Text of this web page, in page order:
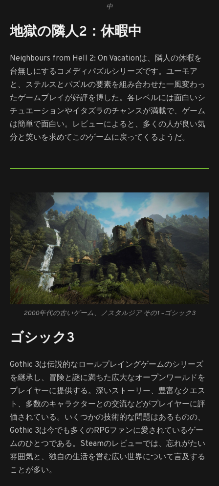
中
地獄の隣人2：休暇中
Neighbours from Hell 2: On Vacationは、隣人の休暇を
台無しにするコメディパズルシリーズです。ユーモア
と、ステルスとパズルの要素を組み合わせた一風変わっ
たゲームプレイが好評を博した。各レベルには面白いシ
チュエーションやイタズラのチャンスが満載で、ゲーム
は簡単で面白い。レビューによると、多くの人が良い気
分と笑いを求めてこのゲームに戻ってくるようだ。
2000年代の古いゲーム、ノスタルジア その1 –ゴシック3
ゴシック3
Gothic 3は伝説的なロールプレイングゲームのシリーズ
を継承し、冒険と謎に満ちた広大なオープンワールドを
プレイヤーに提供する。深いストーリー、豊富なクエス
ト、多数のキャラクターとの交流などがプレイヤーに評
価されている。いくつかの技術的な問題はあるものの、
Gothic 3は今でも多くのRPGファンに愛されているゲー
ムのひとつである。Steamのレビューでは、忘れがたい
雰囲気と、独自の生活を営む広い世界について言及する
ことが多い。